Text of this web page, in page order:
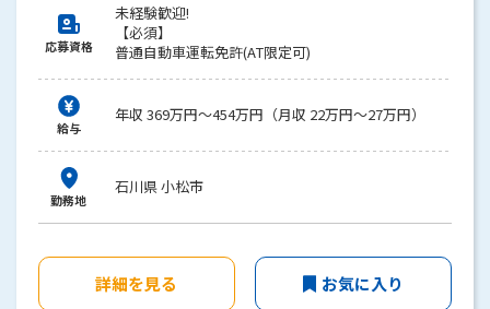
応募資格
未経験歓迎!
【必須】
普通自動車運転免許(AT限定可)
給与
年収 369万円～454万円（月収 22万円～27万円）
勤務地
石川県 小松市
詳細を見る お気に入り